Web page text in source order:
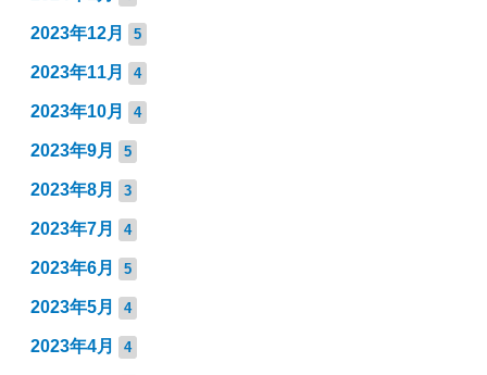
2023年12月 5
2023年11月 4
2023年10月 4
2023年9月 5
2023年8月 3
2023年7月 4
2023年6月 5
2023年5月 4
2023年4月 4